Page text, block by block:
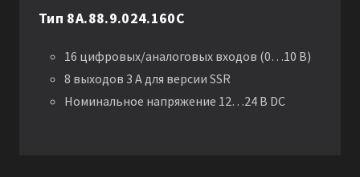
Тип 8A.88.9.024.160C
16 цифровых/аналоговых входов (0…10 В)
8 выходов 3 А для версии SSR
Номинальное напряжение 12…24 В DC